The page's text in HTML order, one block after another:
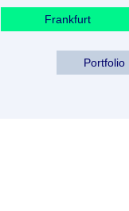
Frankfurt
Portfolio